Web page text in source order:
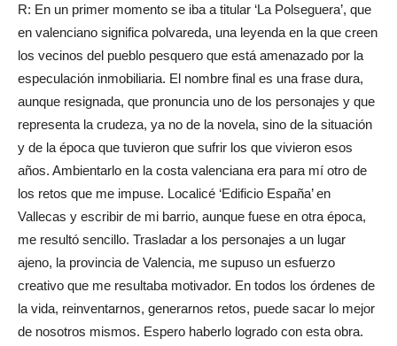
R: En un primer momento se iba a titular ‘La Polseguera’, que
en valenciano significa polvareda, una leyenda en la que creen
los vecinos del pueblo pesquero que está amenazado por la
especulación inmobiliaria. El nombre final es una frase dura,
aunque resignada, que pronuncia uno de los personajes y que
representa la crudeza, ya no de la novela, sino de la situación
y de la época que tuvieron que sufrir los que vivieron esos
años. Ambientarlo en la costa valenciana era para mí otro de
los retos que me impuse. Localicé ‘Edificio España’ en
Vallecas y escribir de mi barrio, aunque fuese en otra época,
me resultó sencillo. Trasladar a los personajes a un lugar
ajeno, la provincia de Valencia, me supuso un esfuerzo
creativo que me resultaba motivador. En todos los órdenes de
la vida, reinventarnos, generarnos retos, puede sacar lo mejor
de nosotros mismos. Espero haberlo logrado con esta obra.